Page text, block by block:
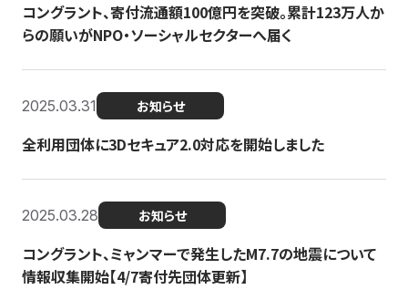
コングラント、寄付流通額100億円を突破。累計123万人か
らの願いがNPO・ソーシャルセクターへ届く
2025.03.31 お知らせ
全利用団体に3Dセキュア2.0対応を開始しました
2025.03.28 お知らせ
コングラント、ミャンマーで発生したM7.7の地震について
情報収集開始【4/7寄付先団体更新】